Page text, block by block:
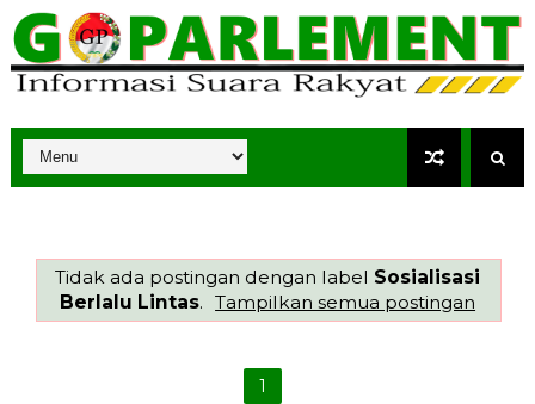
Tidak ada postingan dengan label Sosialisasi
Berlalu Lintas. Tampilkan semua postingan
1